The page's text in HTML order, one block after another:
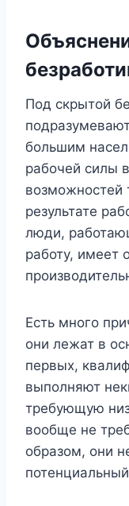
Под скрытой
большим
рабочей силы
возможностей
результате
люди,
работу, имеет
Есть много
они лежат в
первых,
выполняют
требующую
вообще не
образом, они